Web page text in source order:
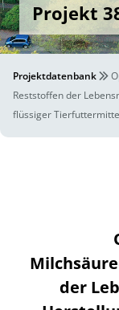
Projekt
Projektdatenbank
Reststoffen der
flüssiger
der